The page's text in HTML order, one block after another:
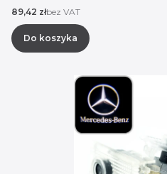
Cena
89,42 złbez VAT
Do koszyka